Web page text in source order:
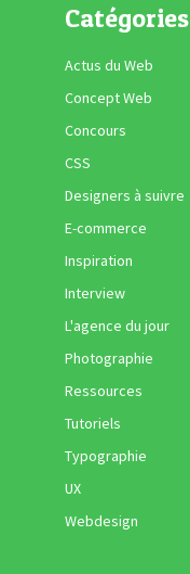
Catégories
Actus du Web
Concept Web
Concours
CSS
Designers à suivre
E-commerce
Inspiration
Interview
L'agence du jour
Photographie
Ressources
Tutoriels
Typographie
UX
Webdesign